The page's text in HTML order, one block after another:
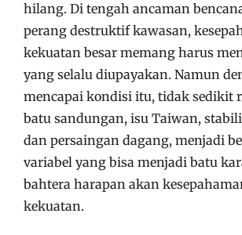
hilang. Di tengah ancaman
perang destruktif kawasan,
kekuatan besar memang harus
yang selalu diupayakan. Namun
mencapai kondisi itu, tidak sedikit
batu sandungan, isu Taiwan,
dan persaingan dagang, menjadi
variabel yang bisa menjadi batu
bahtera harapan akan
kekuatan.